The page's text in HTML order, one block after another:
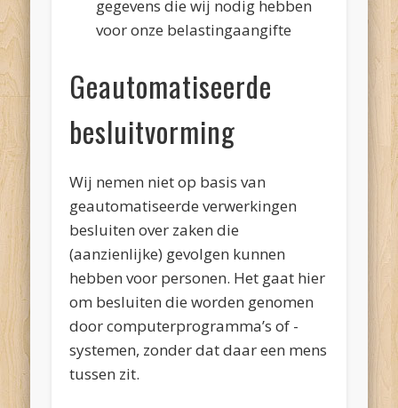
gegevens die wij nodig hebben
voor onze belastingaangifte
Geautomatiseerde
besluitvorming
Wij nemen niet op basis van
geautomatiseerde verwerkingen
besluiten over zaken die
(aanzienlijke) gevolgen kunnen
hebben voor personen. Het gaat hier
om besluiten die worden genomen
door computerprogramma’s of -
systemen, zonder dat daar een mens
tussen zit.